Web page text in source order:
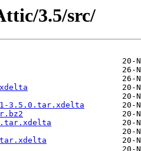
3.5/src/
3.5.0.tar.xdelta